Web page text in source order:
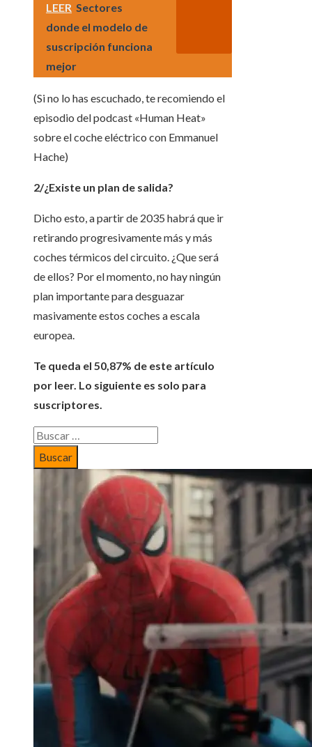
LEER Sectores
donde el modelo de
suscripción funciona
mejor
(Si no lo has escuchado, te recomiendo el
episodio del podcast «Human Heat»
sobre el coche eléctrico con Emmanuel
Hache)
2/¿Existe un plan de salida?
Dicho esto, a partir de 2035 habrá que ir
retirando progresivamente más y más
coches térmicos del circuito. ¿Que será
de ellos? Por el momento, no hay ningún
plan importante para desguazar
masivamente estos coches a escala
europea.
Te queda el 50,87% de este artículo
por leer. Lo siguiente es solo para
suscriptores.
Buscar: